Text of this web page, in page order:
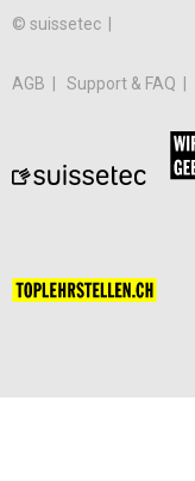
© suissetec |
AGB Support & FAQ